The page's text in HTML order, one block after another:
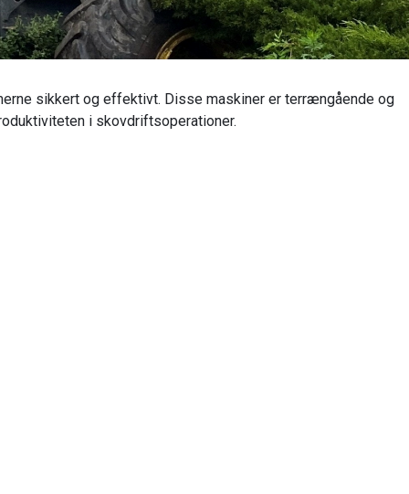
sikkert og effektivt. Disse maskiner er terrængående og
i skovdriftsoperationer.